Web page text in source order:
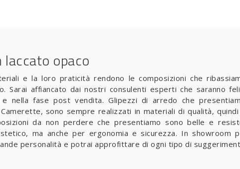
laccato opaco
e la loro praticità rendono le composizioni che
Sarai affiancato dai nostri consulenti esperti che saranno
e nella fase post vendita. Glipezzi di arredo che
sono sempre realizzati in materiali di qualità,
da non perdere che presentiamo sono belle e
ma anche per ergonomia e sicurezza. In showroom
personalità e potrai approfittare di ogni tipo di